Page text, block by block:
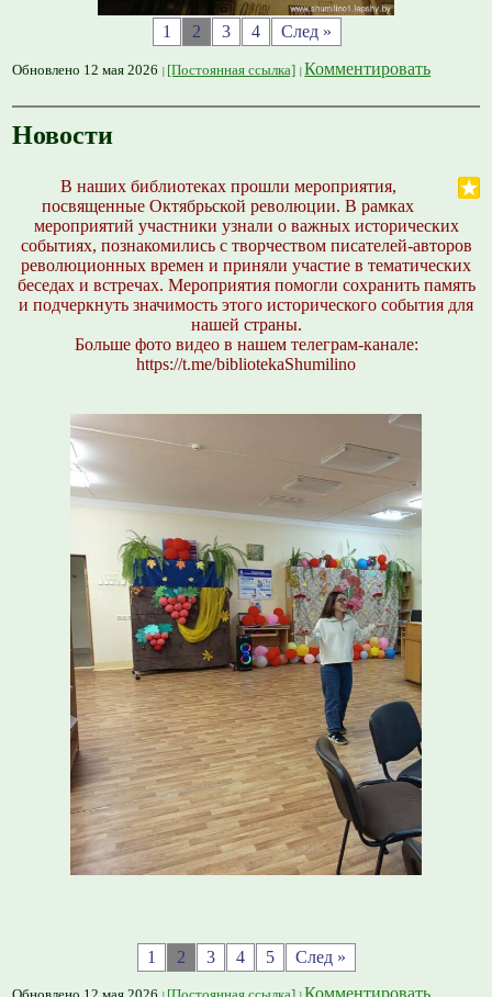
1 2 3 4 След »
Обновлено 12 мая 2026 [Постоянная ссылка] Комментировать
Новости
В наших библиотеках прошли мероприятия,
посвященные Октябрьской революции. В рамках
мероприятий участники узнали о важных исторических
событиях, познакомились с творчеством писателей-авторов
революционных времен и приняли участие в тематических
беседах и встречах. Мероприятия помогли сохранить память
и подчеркнуть значимость этого исторического события для
нашей страны.
Больше фото видео в нашем телеграм-канале:
https://t.me/bibliotekaShumilino
1 2 3 4 5 След »